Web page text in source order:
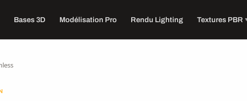
Bases 3D Modélisation Pro Rendu Lighting Textures PBR